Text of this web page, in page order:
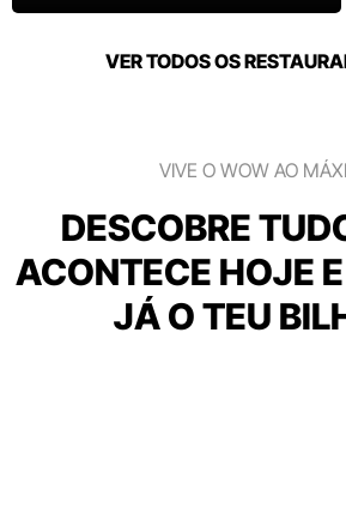
VER TODOS OS
VIVE O WOW AO
DESCOBRE
ACONTECE HOJE
JÁ O TEU